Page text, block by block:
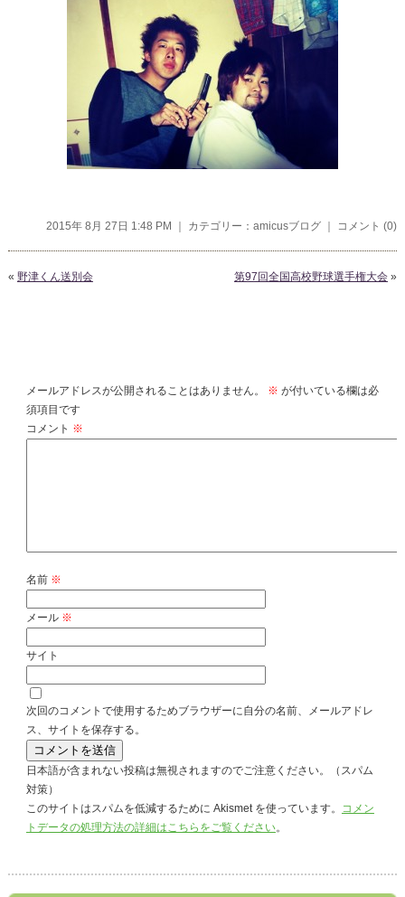
2015年 8月 27日 1:48 PM ｜ カテゴリー：amicusブログ コメント (0)
« 野津くん送別会 第97回全国高校野球選手権大会 »
メールアドレスが公開されることはありません。 ※ が付いている欄は必
須項目です
コメント ※
名前 ※
メール ※
サイト
次回のコメントで使用するためブラウザーに自分の名前、メールアドレ
ス、サイトを保存する。
日本語が含まれない投稿は無視されますのでご注意ください。（スパム
対策）
このサイトはスパムを低減するために Akismet を使っています。 コメン
トデータの処理方法の詳細はこちらをご覧ください。